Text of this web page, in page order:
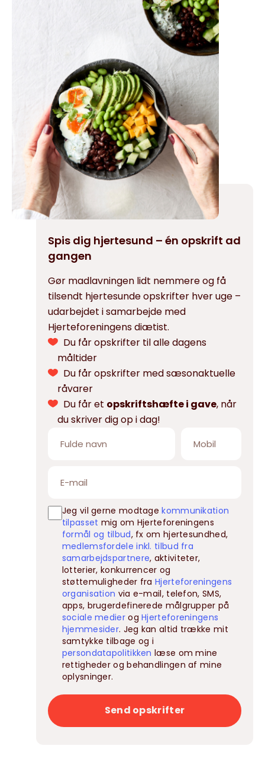
Spis dig hjertesund – én opskrift ad
gangen
Gør madlavningen lidt nemmere og få
tilsendt hjertesunde opskrifter hver uge –
udarbejdet i samarbejde med
Hjerteforeningens diætist.
Du får opskrifter til alle dagens
måltider
Du får opskrifter med sæsonaktuelle
råvarer
Du får et opskriftshæfte i gave, når
du skriver dig op i dag!
Jeg vil gerne modtagekommunikation
tilpasset mig om Hjerteforeningens
formål og tilbud, fx om hjertesundhed,
medlemsfordele inkl. tilbud fra
samarbejdspartnere, aktiviteter,
lotterier, konkurrencer og
støttemuligheder fraHjerteforeningens
organisation via e-mail, telefon, SMS,
apps, brugerdefinerede målgrupper på
sociale medierogHjerteforeningens
hjemmesider. Jeg kan altid trække mit
samtykke tilbage og i
persondatapolitikken læse om mine
rettigheder og behandlingen af mine
oplysninger.
Send opskrifter